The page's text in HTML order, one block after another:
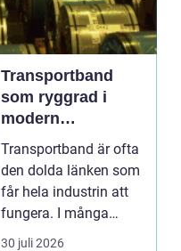
Transportband
som ryggrad i
modern
produktion
Transportband är ofta
den dolda länken som
får hela industrin att
fungera. I många
fabriker, termina...
30 juli 2026